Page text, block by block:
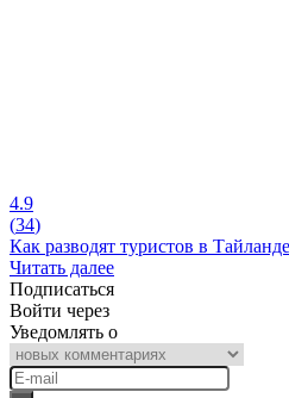
4.9
(34)
Как разводят туристов в Тайланде
Читать далее
Подписаться
Войти через
Уведомлять о